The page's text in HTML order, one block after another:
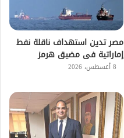
مصر تدين استهداف ناقلة نفط
إماراتية فى مضيق هرمز
8 أغسطس، 2026